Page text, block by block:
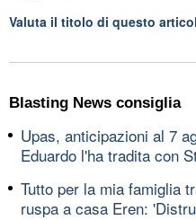
Valuta il titolo di questo
Blasting News consiglia
Upas, anticipazioni al 7
Eduardo l'ha tradita con
Tutto per la mia famiglia
ruspa a casa Eren: